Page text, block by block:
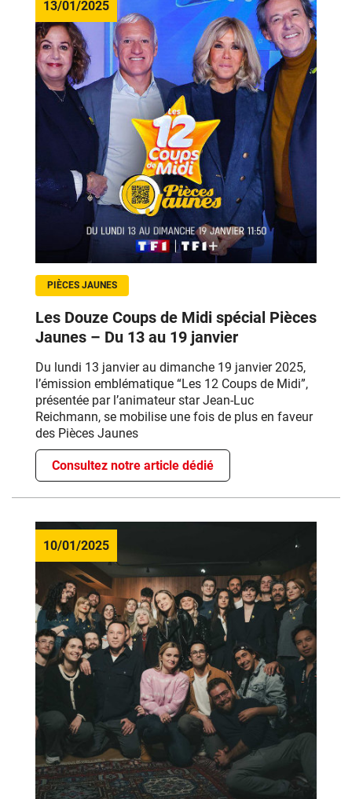
13/01/2025
PIÈCES JAUNES
Les Douze Coups de Midi spécial Pièces
Jaunes – Du 13 au 19 janvier
Du lundi 13 janvier au dimanche 19 janvier 2025,
l’émission emblématique “Les 12 Coups de Midi”,
présentée par l’animateur star Jean-Luc
Reichmann, se mobilise une fois de plus en faveur
des Pièces Jaunes
Consultez notre article dédié
10/01/2025